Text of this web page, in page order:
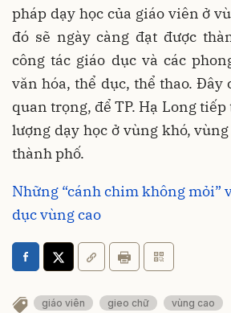
pháp dạy học của giáo viên ở
đó sẽ ngày càng đạt được
công tác giáo dục và các
văn hóa, thể dục, thể thao.
quan trọng, để TP. Hạ Long
lượng dạy học ở vùng khó,
thành phố.
Những “cánh chim không mỏi”
dục vùng cao
giáo viên gieo chữ
vùng cao